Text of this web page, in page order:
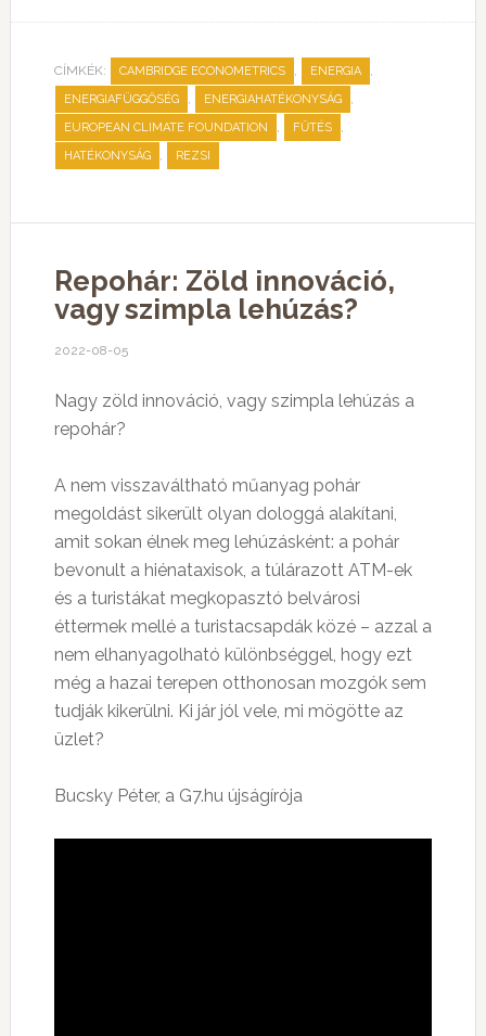
CÍMKÉK: CAMBRIDGE ECONOMETRICS , ENERGIA ,
ENERGIAFÜGGŐSÉG , ENERGIAHATÉKONYSÁG ,
EUROPEAN CLIMATE FOUNDATION , FŰTÉS ,
HATÉKONYSÁG , REZSI
Repohár: Zöld innováció,
vagy szimpla lehúzás?
2022-08-05
Nagy zöld innováció, vagy szimpla lehúzás a
repohár?
A nem visszaváltható műanyag pohár
megoldást sikerült olyan dologgá alakítani,
amit sokan élnek meg lehúzásként: a pohár
bevonult a hiénataxisok, a túlárazott ATM-ek
és a turistákat megkopasztó belvárosi
éttermek mellé a turistacsapdák közé – azzal a
nem elhanyagolható különbséggel, hogy ezt
még a hazai terepen otthonosan mozgók sem
tudják kikerülni. Ki jár jól vele, mi mögötte az
üzlet?
Bucsky Péter, a G7.hu újságírója